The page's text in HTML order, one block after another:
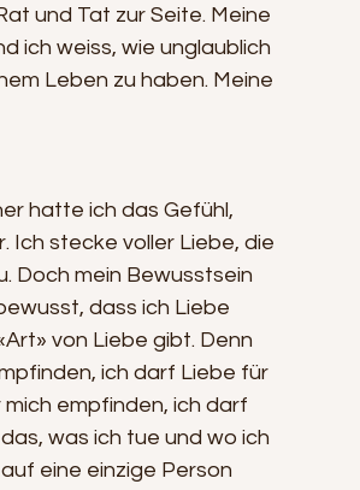
und Tat zur Seite. Meine
ich weiss, wie unglaublich
Leben zu haben. Meine
hatte ich das Gefühl,
Ich stecke voller Liebe, die
Doch mein Bewusstsein
dass ich Liebe
von Liebe gibt. Denn
ich darf Liebe für
empfinden, ich darf
was ich tue und wo ich
eine einzige Person